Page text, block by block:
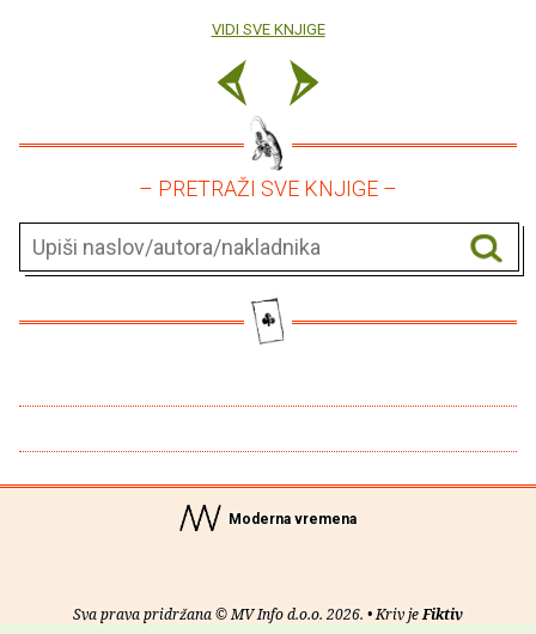
VIDI SVE KNJIGE
– PRETRAŽI SVE KNJIGE –
Moderna vremena
Sva prava pridržana © MV Info d.o.o. 2026. • Kriv jeFiktiv